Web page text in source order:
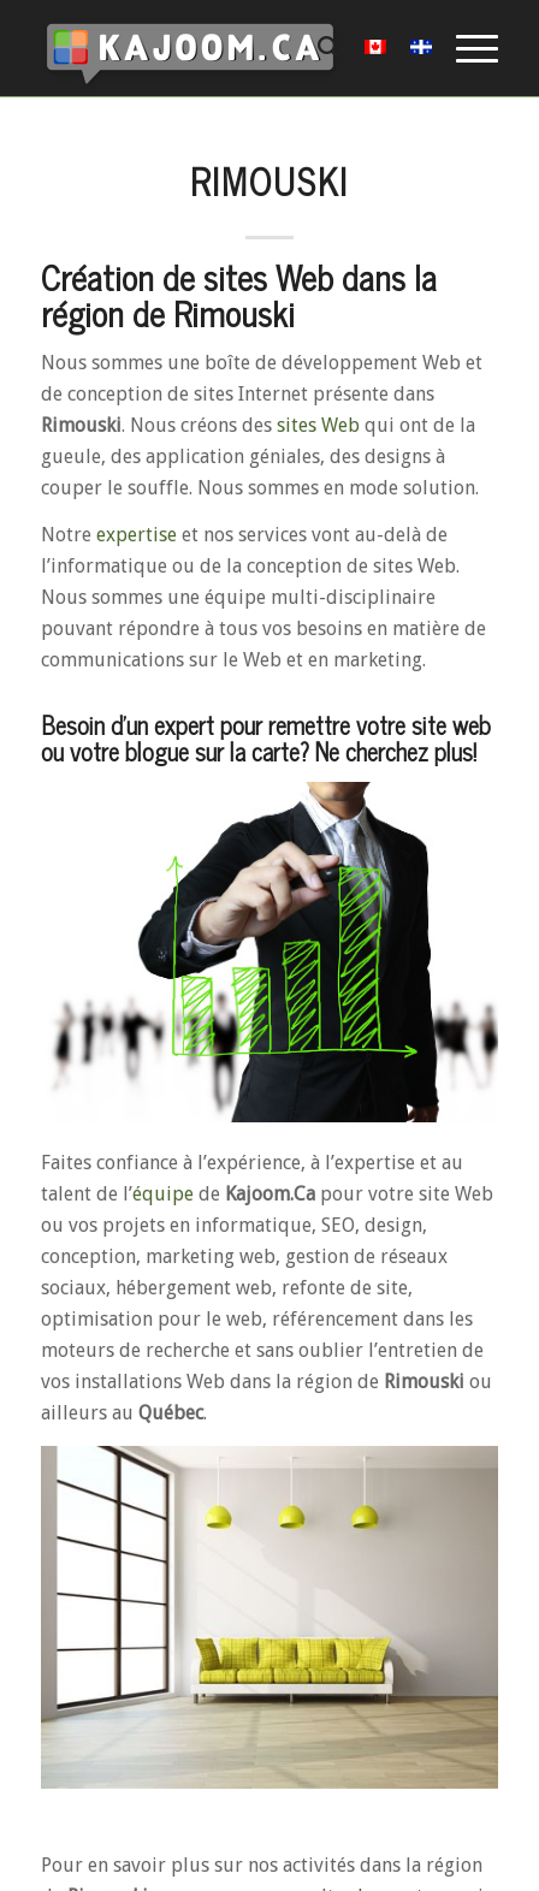
RIMOUSKI
Création de sites Web dans la
région de Rimouski
Nous sommes une boîte de développement Web et
de conception de sites Internet présente dans
Rimouski. Nous créons des sites Webqui ont de la
gueule, des application géniales, des designs à
couper le souffle. Nous sommes en mode solution.
Notre expertiseet nos services vont au-delà de
l’informatique ou de la conception de sites Web.
Nous sommes une équipe multi-disciplinaire
pouvant répondre à tous vos besoins en matière de
communications sur le Web et en marketing.
Besoin d’un expert pour remettre votre site web
ou votre blogue sur la carte? Ne cherchez plus!
Faites confiance à l’expérience, à l’expertise et au
talent de l’équipede Kajoom.Capour votre site Web
ou vos projets en informatique, SEO, design,
conception, marketing web, gestion de réseaux
sociaux, hébergement web, refonte de site,
optimisation pour le web, référencement dans les
moteurs de recherche et sans oublier l’entretien de
vos installations Web dans la région de Rimouski ou
ailleurs au Québec.
Pour en savoir plus sur nos activités dans la région